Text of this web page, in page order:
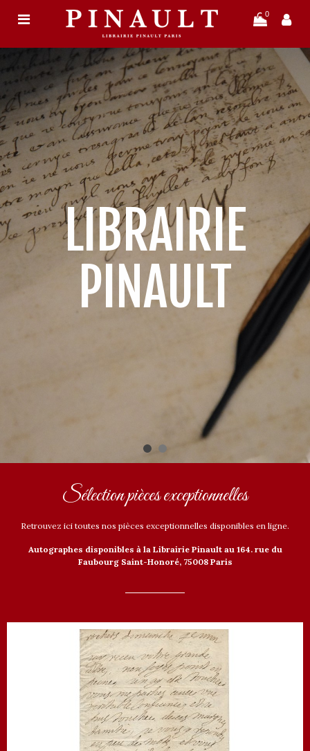
0
LIBRAIRIE
PINAULT
Sélection pièces exceptionnelles
Retrouvez ici toutes nos pièces exceptionnelles disponibles en ligne.
Autographes disponibles à la Librairie Pinault au 164. rue du
Faubourg Saint-Honoré, 75008 Paris